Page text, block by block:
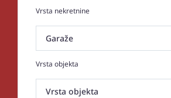
Vrsta nekretnine
Vrsta objekta